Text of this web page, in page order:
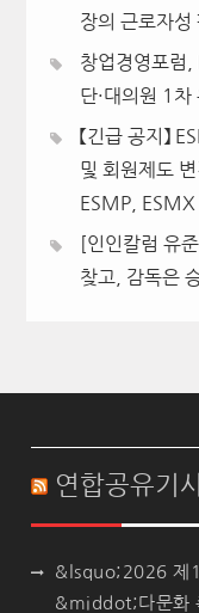
장의 근로자성
창업경영포럼,
단·대의원 1차
【긴급 공지】
및 회원제도
ESMP, ESMX
[인인칼럼 유
찾고, 감독은
연합공유기
&lsquo;2026 제1
&middot;다문화